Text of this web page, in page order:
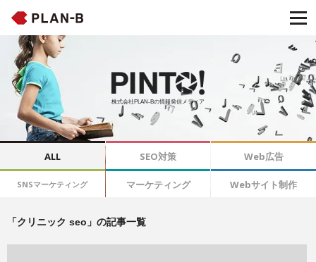
株式会社PLAN-Bの情報発信メディア
ALL SEO対策 Web広告
SNSマーケティング マーケティング Webサイト制作
「クリニック seo」の記事一覧